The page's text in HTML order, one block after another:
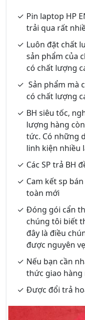
Pin laptop HP
trải qua rất
Luôn đặt chất
sản phẩm của
có chất lượng
Sản phẩm mà
có chất lượng
BH siêu tốc,
lượng hàng
tức. Có những
linh kiện nhiều
Các SP trả BH
Cam kết sp
toàn mới
Đóng gói cẩn
chúng tôi biết
đây là điều
được nguyên
Nếu bạn cần
thức giao hàng
Được đổi trả